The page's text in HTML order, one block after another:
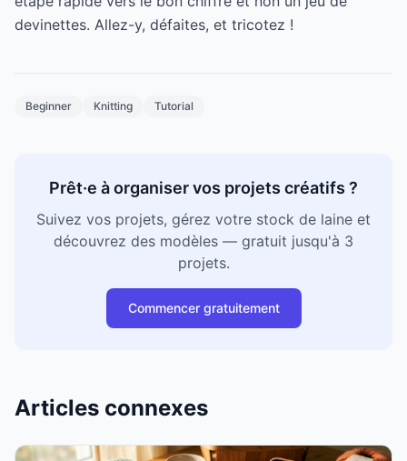
devinettes. Allez-y, défaites, et tricotez !
Beginner Knitting Tutorial
Prêt·e à organiser vos projets créatifs ?
Suivez vos projets, gérez votre stock de laine et
découvrez des modèles — gratuit jusqu'à 3
projets.
Commencer gratuitement
Articles connexes